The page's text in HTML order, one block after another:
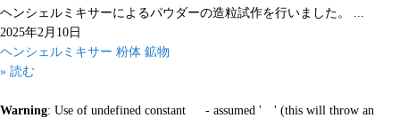
ヘンシェルミキサーによるパウダーの造粒試作を行いました。 ...
2025年2月10日
ヘンシェルミキサー 粉体 鉱物
» 読む
Warning: Use of undefined constant - assumed ' ' (this will throw an